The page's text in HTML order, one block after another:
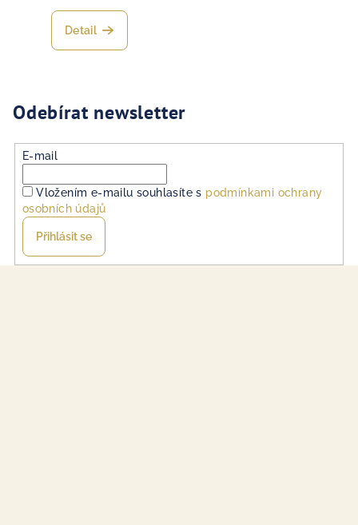
Detail
Odebírat newsletter
E-mail
Vložením e-mailu souhlasíte s podmínkami ochrany
osobních údajů
Přihlásit se